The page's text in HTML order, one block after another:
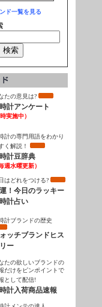
ド一覧を見る
たの意見は?
計アンケート
実施中）
計の専門用語をわかり
く解説！
計豆辞典
週水曜更新）
はどれをつける?
！今日のラッキー
計占い
計ブランドの歴史
ッチブランドヒス
リー
たの欲しいブランドの
だけをピンポイントで
として配信!
計入荷商品速報